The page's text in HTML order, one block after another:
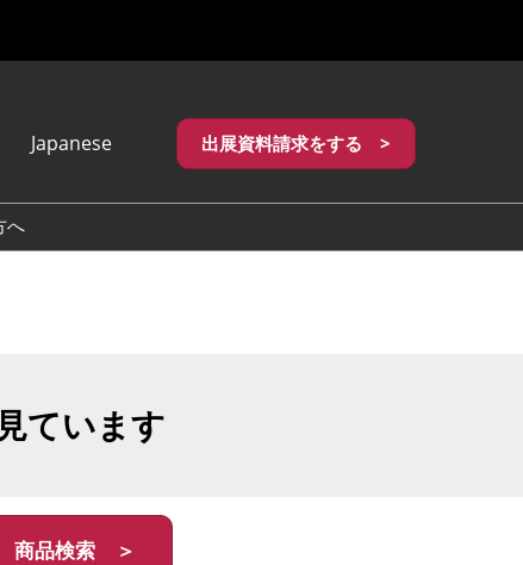
Japanese
中文
出展資料請求をする >
へ
ています
商品検索 ＞